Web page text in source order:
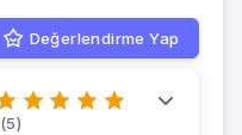
Değerlendirme Yap
(5)